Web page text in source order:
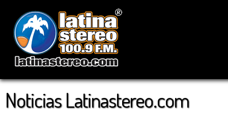
Noticias Latinastereo.com